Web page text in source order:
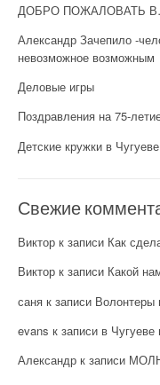
ДОБРО ПОЖАЛОВАТЬ
Александр Зачепило -
невозможное возможным
Деловые игры
Поздравления на 75-
Детские кружки в Чугуеве
Свежие
Виктор к записи Как
Виктор к записи Какой
саня к записи Волонтеры
evans к записи в Чугуеве
Александр к записи